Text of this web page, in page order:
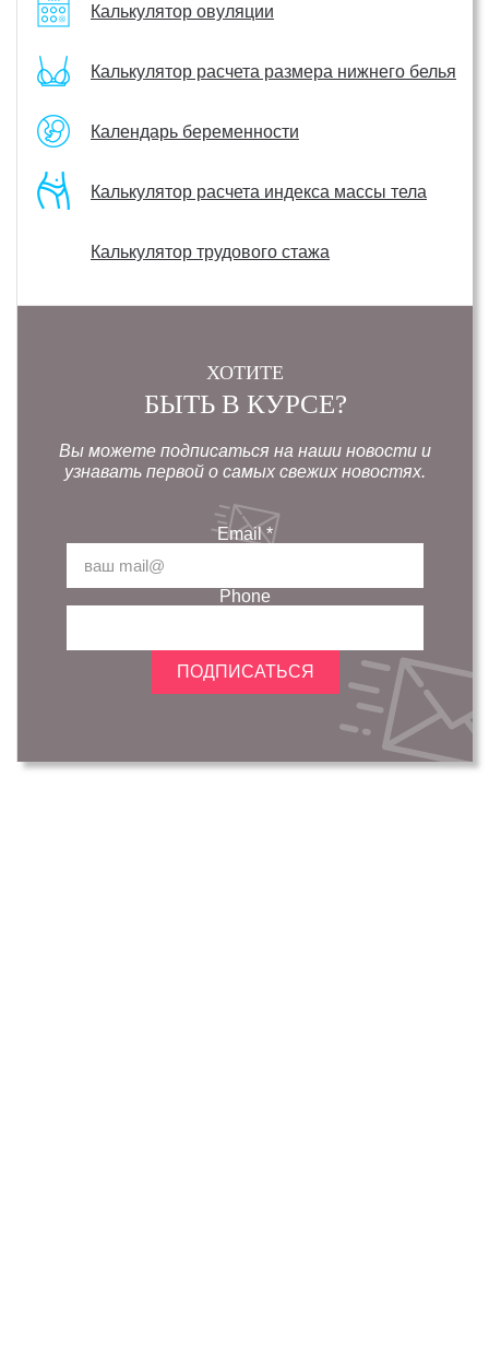
Калькулятор овуляции
Калькулятор расчета размера нижнего белья
Календарь беременности
Калькулятор расчета индекса массы тела
Калькулятор трудового стажа
ХОТИТЕ
БЫТЬ В КУРСЕ?
Вы можете подписаться на наши новости и
узнавать первой о самых свежих новостях.
Email*
Phone
ПОДПИСАТЬСЯ